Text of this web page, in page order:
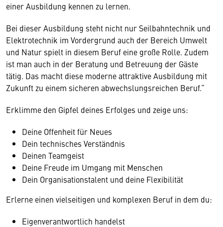
einer Ausbildung kennen zu lernen.
Bei dieser Ausbildung steht nicht nur Seilbahntechnik und
Elektrotechnik im Vordergrund auch der Bereich Umwelt
und Natur spielt in diesem Beruf eine große Rolle. Zudem
ist man auch in der Beratung und Betreuung der Gäste
tätig. Das macht diese moderne attraktive Ausbildung mit
Zukunft zu einem sicheren abwechslungsreichen Beruf.“
Erklimme den Gipfel deines Erfolges und zeige uns:
Deine Offenheit für Neues
Dein technisches Verständnis
Deinen Teamgeist
Deine Freude im Umgang mit Menschen
Dein Organisationstalent und deine Flexibilität
Erlerne einen vielseitigen und komplexen Beruf in dem du:
Eigenverantwortlich handelst